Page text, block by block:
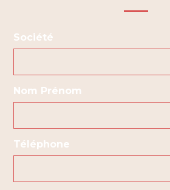
Société
Nom Prénom
Téléphone